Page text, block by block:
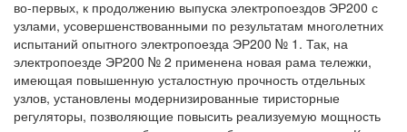
во-первых, к продолжению выпуска электропоездов ЭР200 с
узлами, усовершенствованными по результатам многолетних
испытаний опытного электропоезда ЭР200 № 1. Так, на
электропоезде ЭР200 № 2 применена новая рама тележки,
имеющая повышенную усталостную прочность отдельных
узлов, установлены модернизированные тиристорные
регуляторы, позволяющие повысить реализуемую мощность